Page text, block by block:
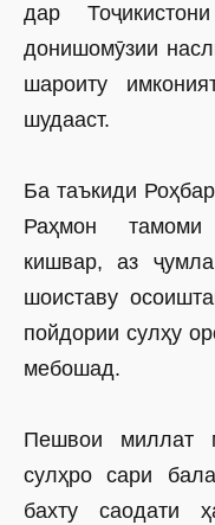
дар
донишомӯзии
шароиту
шудааст.
Ба таъкиди
Раҳмон тамоми
кишвар, аз
шоиставу
пойдории сулҳу
мебошад.
Пешвои миллат
сулҳро сари
бахту саодати